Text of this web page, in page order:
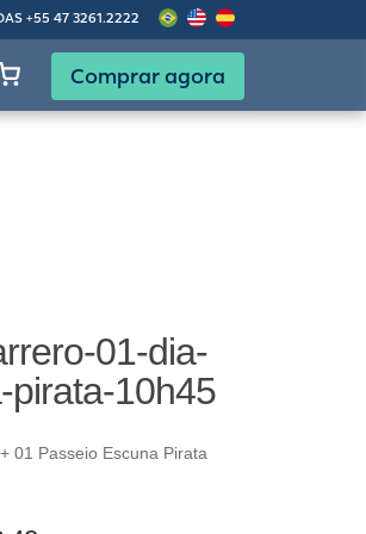
+55 47 3261.2222
Comprar agora
01-dia-
pirata-10h45
01 Passeio Escuna Pirata